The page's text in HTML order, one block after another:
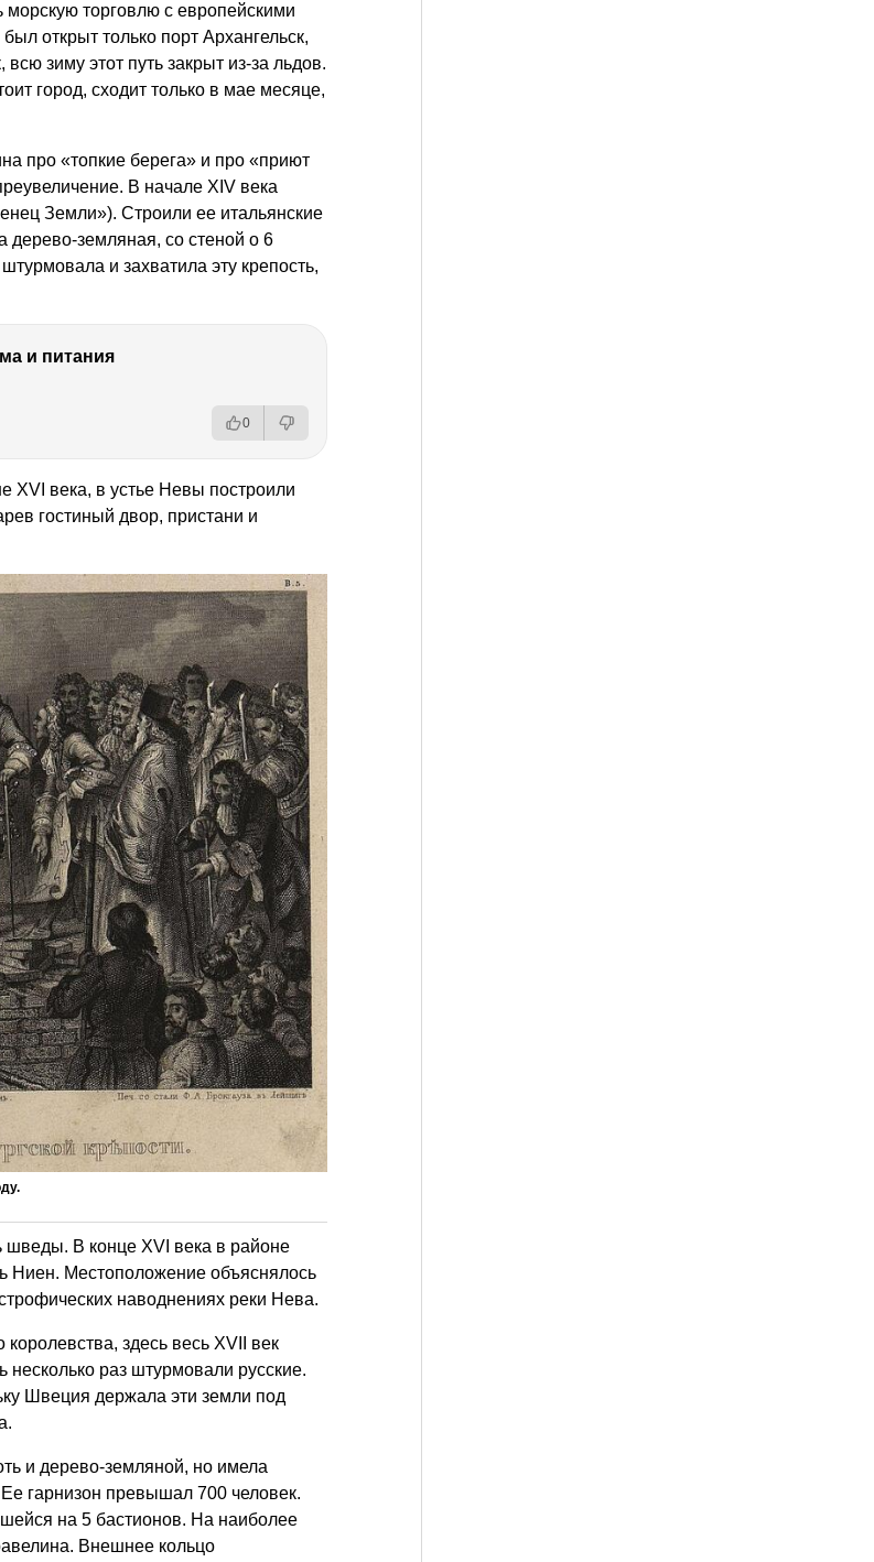
торговлю с европейскими
открыт только порт Архангельск,
зиму этот путь закрыт из-за льдов.
город, сходит только в мае месяце,
про «топкие берега» и про «приют
В начале XIV века
Земли»). Строили ее итальянские
земляная, со стеной о 6
и захватила эту крепость,
и питания
0
XVI века, в устье Невы построили
гостиный двор, пристани и
В конце XVI века в районе
Ниен. Местоположение объяснялось
наводнениях реки Нева.
здесь весь XVII век
раз штурмовали русские.
Швеция держала эти земли под
и дерево-земляной, но имела
гарнизон превышал 700 человек.
на 5 бастионов. На наиболее
Внешнее кольцо